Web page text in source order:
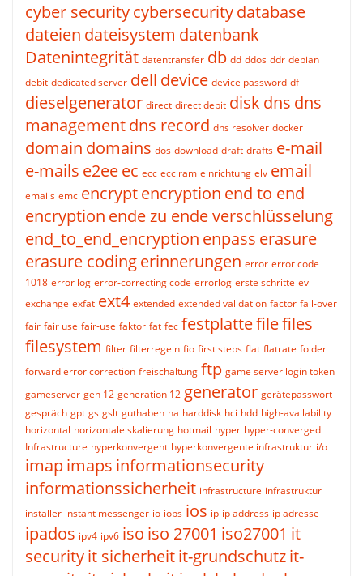
cyber securitycybersecuritydatabase
dateien dateisystem datenbank
Datenintegrität datentransfer db dd ddos ddr debian
debit dedicated server dell device device password df
dieselgenerator direct direct debit disk dns dns
managementdns record dns resolver docker
domain domains dos download draft drafts e-mail
e-mails e2eeec ecc ecc ram einrichtung elv email
emails emc encryptencryption end to end
encryption ende zu ende verschlüsselung
end_to_end_encryption enpass erasure
erasure codingerinnerungen error error code
1018 error log error-correcting code errorlog erste schritte ev
exchange exfat ext4 extended extended validation factor fail-over
fair fair use fair-use faktor fat fec festplattefilefiles
filesystem filter filterregeln fio first steps flat flatrate folder
forward error correction freischaltung ftp game server login token
gameserver gen 12 generation 12 generator gerätepasswort
gespräch gpt gs gslt guthaben ha harddisk hci hdd high-availability
horizontal horizontale skalierung hotmail hyper hyper-converged
Infrastructure hyperkonvergent hyperkonvergente infrastruktur i/o
imapimaps informationsecurity
informationssicherheit infrastructure infrastruktur
installer instant messenger io iops ios ip ip address ip adresse
ipados ipv4 ipv6 iso iso 27001 iso27001 it
securityit sicherheitit-grundschutzit-